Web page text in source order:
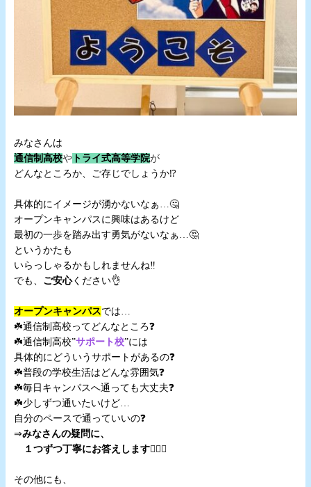
みなさんは
通信制高校や トライ式高等学院が
どんなところか、ご存じでしょうか⁉️
具体的にイメージが湧かないなぁ…🤔
オープンキャンパスに興味はあるけど
最初の一歩を踏み出す勇気がないなぁ…🤔
というかたも
いらっしゃるかもしれませんね‼️
でも、 ご安心ください👌
オープンキャンパスでは…
☘️通信制高校ってどんなところ❓️
☘️通信制高校”サポート校”には
具体的にどういうサポートがあるの❓️
☘️普段の学校生活はどんな雰囲気❓️
☘️毎日キャンパスへ通っても大丈夫❓️
☘️少しずつ通いたいけど…
自分のペースで通っていいの❓️
⇒みなさんの疑問に、
１つずつ丁寧にお答えします💁‍♀️✨️
その他にも、